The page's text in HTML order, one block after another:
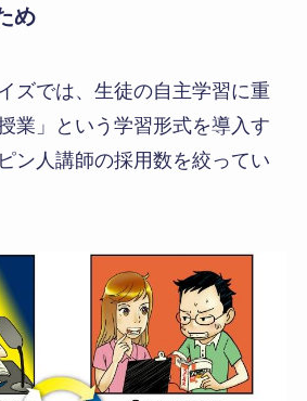
め
ズでは、生徒の自主学習に重
業」という学習形式を導入す
ン人講師の採用数を絞ってい